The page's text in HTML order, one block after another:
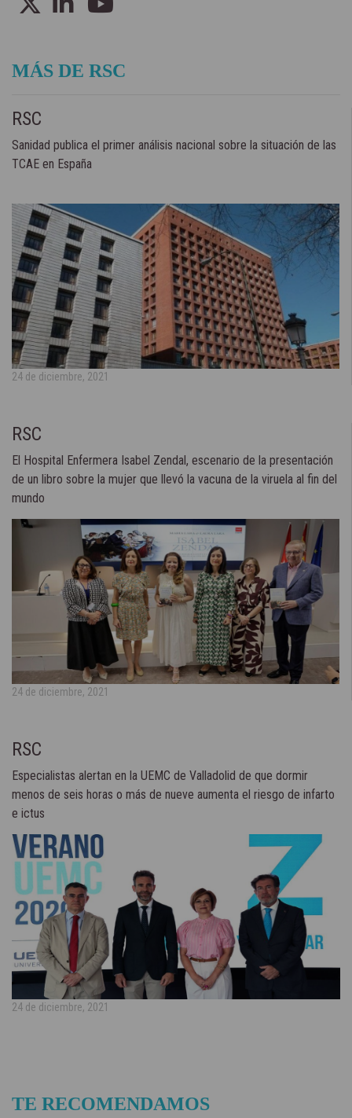
MÁS DE RSC
RSC
Sanidad publica el primer análisis nacional sobre la situación de las
TCAE en España
24 de diciembre, 2021
RSC
El Hospital Enfermera Isabel Zendal, escenario de la presentación
de un libro sobre la mujer que llevó la vacuna de la viruela al fin del
mundo
24 de diciembre, 2021
RSC
Especialistas alertan en la UEMC de Valladolid de que dormir
menos de seis horas o más de nueve aumenta el riesgo de infarto
e ictus
24 de diciembre, 2021
TE RECOMENDAMOS